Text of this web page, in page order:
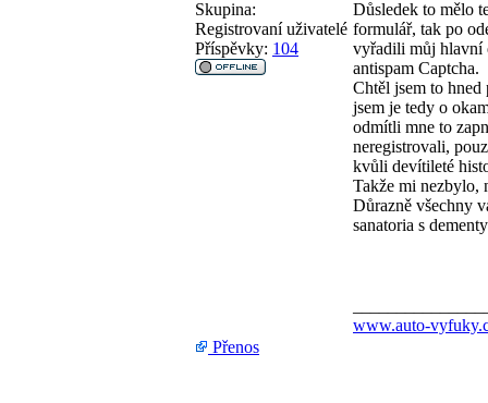
Skupina:
Registrovaní uživatelé
Příspěvky: 104
Důsledek to mělo
formulář, tak po
vyřadili můj hlavní
antispam Captcha.
Chtěl jsem to hned
jsem je tedy o
odmítli mne to
neregistrovali,
kvůli devítileté
Takže mi nezbylo,
Důrazně všechny
sanatoria s
www.auto-
Přenos